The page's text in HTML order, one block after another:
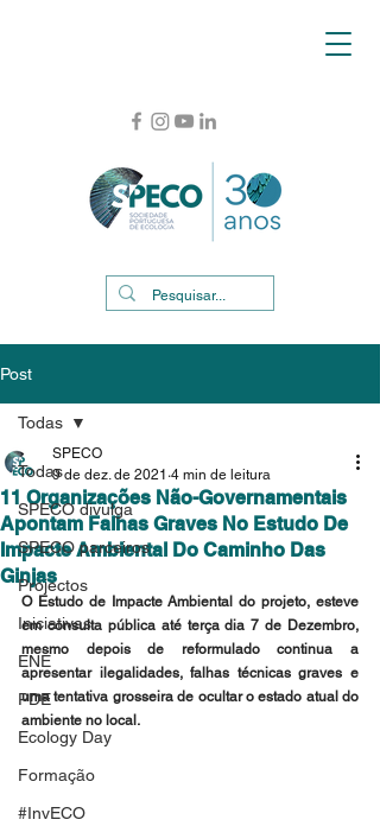
Post
Todas
SPECO divulga
SPECO parceiros
Projectos
Iniciativas
ENE
PDE
Ecology Day
Formação
#InvECO
Todas
11 Organizações Não-Governamentais
Apontam Falhas Graves No Estudo De
Impacte Ambiental Do Caminho Das
Ginjas
SPECO
9 de dez. de 2021 4 min de leitura
O Estudo de Impacte Ambiental do projeto, esteve
em consulta pública até terça dia 7 de Dezembro,
mesmo depois de reformulado continua a
apresentar ilegalidades, falhas técnicas graves e
uma tentativa grosseira de ocultar o estado atual do
ambiente no local.